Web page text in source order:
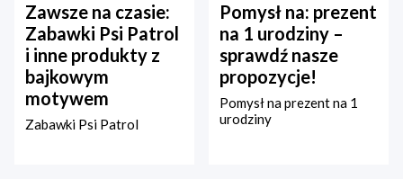
Zawsze na czasie:
Zabawki Psi Patrol
i inne produkty z
bajkowym
motywem
Zabawki Psi Patrol
Pomysł na: prezent
na 1 urodziny –
sprawdź nasze
propozycje!
Pomysł na prezent na 1
urodziny